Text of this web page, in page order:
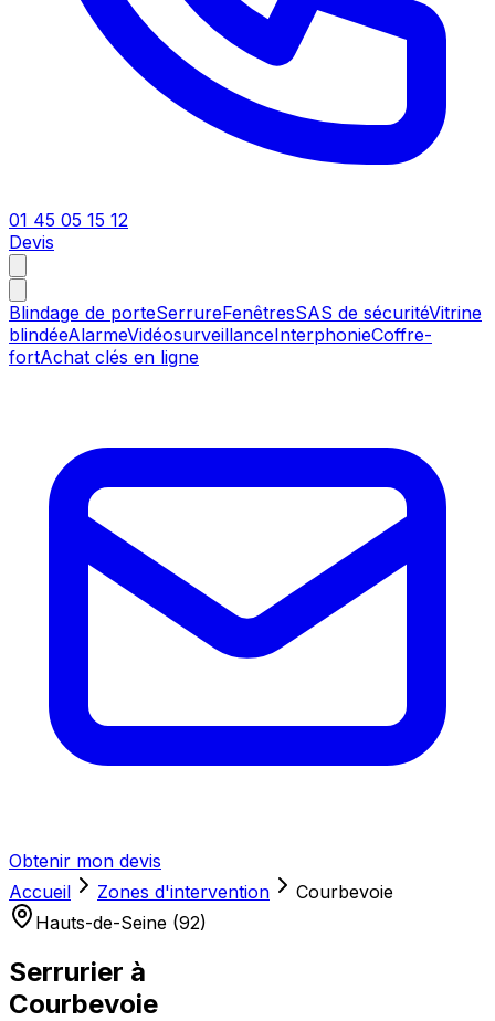
01 45 05 15 12
Devis
Blindage de porteSerrureFenêtresSAS de sécuritéVitrine
blindéeAlarmeVidéosurveillanceInterphonieCoffre-
fortAchat clés en ligne
Obtenir mon devis
Accueil
Zones d'intervention
Courbevoie
Hauts-de-Seine (92)
Serrurier à
Courbevoie